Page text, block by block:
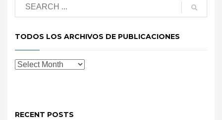
TODOS LOS ARCHIVOS DE PUBLICACIONES
RECENT POSTS